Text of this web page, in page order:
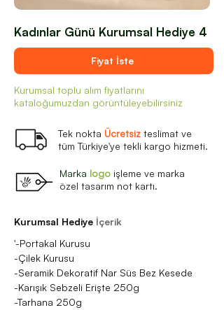
Kadınlar Günü Kurumsal Hediye 4
Fiyat İste
Kurumsal toplu alım fiyatlarını
kataloğumuzdan görüntüleyebilirsiniz
Tek nokta Ücretsiz teslimat ve
tüm Türkiye'ye tekli kargo hizmeti.
Marka logo işleme ve marka
özel tasarım not kartı.
Kurumsal Hediye İçerik
'-Portakal Kurusu
-Çilek Kurusu
-Seramik Dekoratif Nar Süs Bez Kesede
-Karışık Sebzeli Erişte 250g
-Tarhana 250g